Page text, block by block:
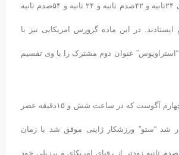
به ترتیب با زمان های ٢۴ثانیه و ۴٢صدم ثانیه و ٢۴ ثانیه و ۵۴صدم ثانیه
در این ماده گرورس امریکایی نیز با
عنوان دوم مشترک را با وی تقسیم
در دومین فینال روز چهارم آگوست که در ساعت شش و ١۵دقیقه عصر
شد “ستو” ورزشکار ژاپنی موفق شد با زمان
و ٨ثانیه و ۶٩صدم ثانیه زودتر از رقبای امریکای و برزیلی خود